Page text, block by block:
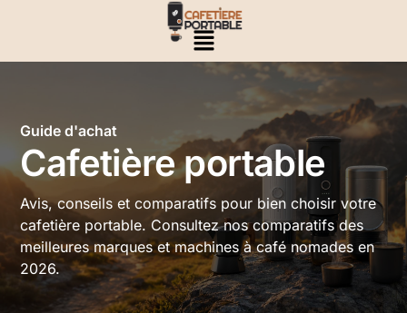
Guide d'achat
Cafetière portable
Avis, conseils et comparatifs pour bien choisir votre
cafetière portable. Consultez nos comparatifs des
meilleures marques et machines à café nomades en
2026.